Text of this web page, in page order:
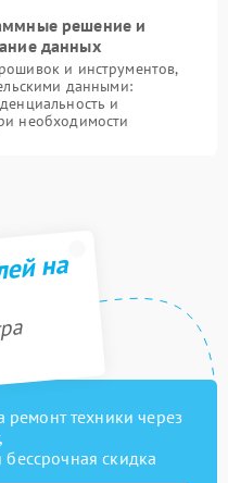
решение и
данных
и инструментов,
данными:
и
необходимости
на
техники через
бессрочная скидка